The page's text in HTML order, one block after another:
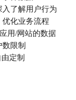
了解用户行为
化业务流程
用/网站的数据
限制
定制